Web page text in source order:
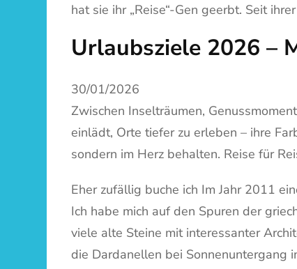
hat sie ihr „Reise“-Gen geerbt. Seit
Urlaubsziele 2026 –
30/01/2026
Zwischen Inselträumen,
einlädt, Orte tiefer zu erleben – ihre
sondern im Herz behalten. Reise für
Eher zufällig buche ich Im Jahr 2011
Ich habe mich auf den Spuren der
viele alte Steine mit interessanter
die Dardanellen bei Sonnenuntergang